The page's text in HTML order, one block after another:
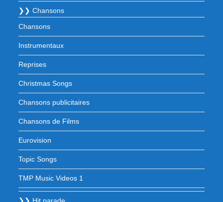
❯❯ Chansons
Chansons
Instrumentaux
Reprises
Christmas Songs
Chansons publicitaires
Chansons de Films
Eurovision
Topic Songs
TMP Music Videos 1